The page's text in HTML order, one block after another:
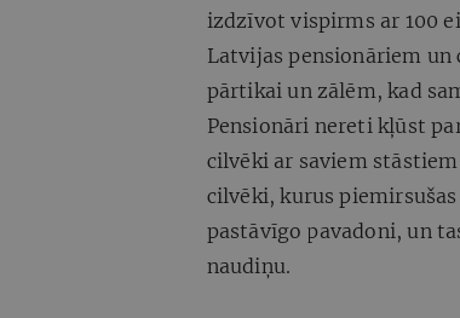
izdzīvot vispirms ar 100
Latvijas pensionāriem
pārtikai un zālēm, kad
Pensionāri nereti kļūst
cilvēki ar saviem
cilvēki, kurus
pastāvīgo pavadoni, un
naudiņu.